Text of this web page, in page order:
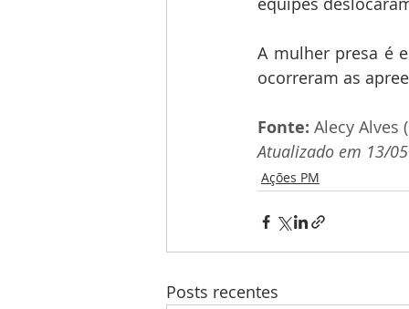
A mulher presa é
ocorreram as
Fonte: Alecy Alves
Atualizado em 13/
Ações PM
Posts recentes